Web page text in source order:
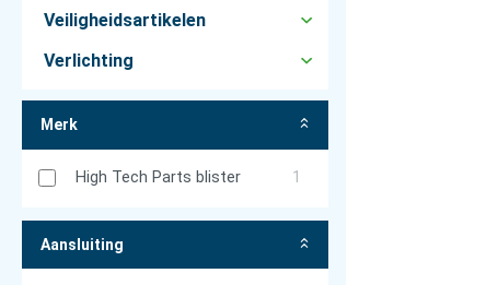
Veiligheidsartikelen
Verlichting
Merk
High Tech Parts blister 1
Aansluiting